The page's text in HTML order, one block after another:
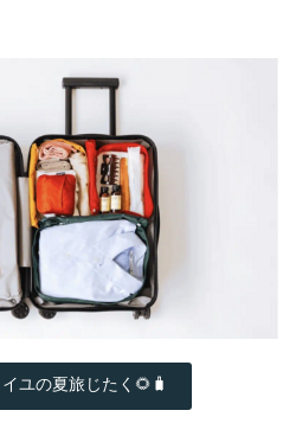
ユの夏旅じたく🌻🧳